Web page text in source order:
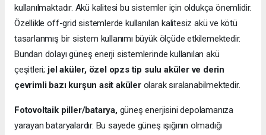
kullanılmaktadır. Akü kalitesi bu sistemler için oldukça önemlidir.
Özellikle off-grid sistemlerde kullanılan kalitesiz akü ve kötü
tasarlanmış bir sistem kullanımı büyük ölçüde etkilemektedir.
Bundan dolayı güneş enerji sistemlerinde kullanılan akü
çeşitleri; jel aküler, özel opzs tip sulu aküler ve derin
çevrimli bazı kurşun asit akülerolarak sıralanabilmektedir.
Fotovoltaik piller/batarya,güneş enerjisini depolamanıza
yarayan bataryalardır. Bu sayede güneş ışığının olmadığı